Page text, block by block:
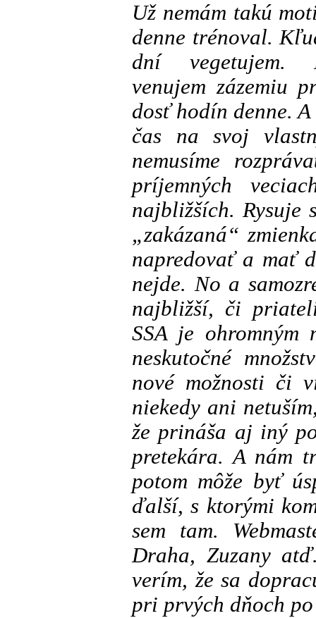
Už nemám takú
denne trénoval.
dní vegetujem.
venujem zázemiu
dosť hodín denne.
čas na svoj
nemusíme
príjemných
najbližších. Rysuje
„zakázaná“
napredovať a mať
nejde. No a
najbližší, či
SSA je ohromným
neskutočné
nové možnosti či
niekedy ani
že prináša aj iný
pretekára. A nám
potom môže byť
ďalší, s ktorými
sem tam.
Draha, Zuzany
verím, že sa
pri prvých dňoch